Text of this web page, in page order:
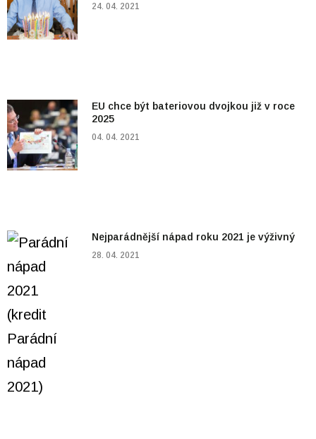
24. 04. 2021
EU chce být bateriovou dvojkou již v roce
2025
04. 04. 2021
Nejparádnější nápad roku 2021 je výživný
28. 04. 2021